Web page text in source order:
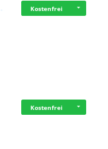
Kostenfrei
Kostenfrei